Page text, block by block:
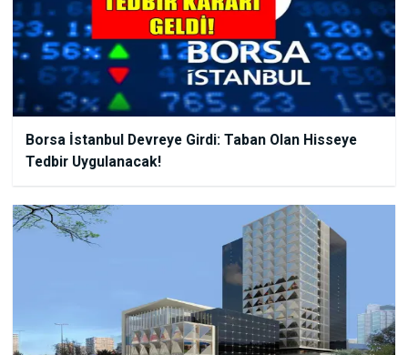
Borsa İstanbul Devreye Girdi: Taban Olan Hisseye
Tedbir Uygulanacak!